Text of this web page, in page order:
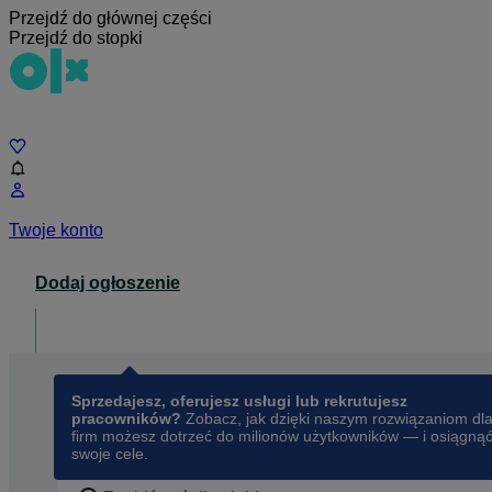
Przejdź do głównej części
Przejdź do stopki
Twoje konto
Dodaj ogłoszenie
Sprzedajesz, oferujesz usługi lub rekrutujesz
pracowników? Zobacz, jak dzięki naszym rozwiązaniom dla
firm możesz dotrzeć do milionów użytkowników — i osiągnąć
swoje cele.